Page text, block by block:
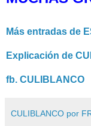
Más entradas de
Explicación de
fb. CULIBLANCO
CULIBLANCO por